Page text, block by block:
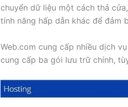
chuyển dữ liệu một cách thả
tính năng hấp dẫn khác để đảm
Web.com cung cấp nhiều dịch
cung cấp ba gói lưu trữ chính,